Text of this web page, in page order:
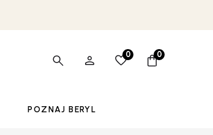
0 0
POZNAJ BERYL